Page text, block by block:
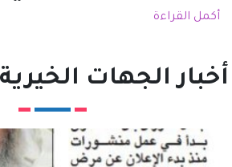
أكمل القراءة
أخبار الجهات